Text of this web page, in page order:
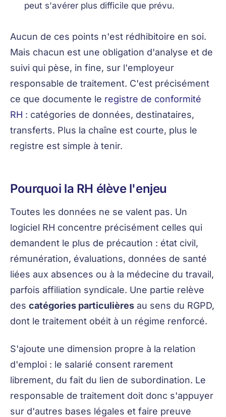
peut s'avérer plus difficile que prévu.
Aucun de ces points n'est rédhibitoire en soi.
Mais chacun est une obligation d'analyse et de
suivi qui pèse, in fine, sur l'employeur
responsable de traitement. C'est précisément
ce que documente le registre de conformité
RH : catégories de données, destinataires,
transferts. Plus la chaîne est courte, plus le
registre est simple à tenir.
Pourquoi la RH élève l'enjeu
Toutes les données ne se valent pas. Un
logiciel RH concentre précisément celles qui
demandent le plus de précaution : état civil,
rémunération, évaluations, données de santé
liées aux absences ou à la médecine du travail,
parfois affiliation syndicale. Une partie relève
des catégories particulières au sens du RGPD,
dont le traitement obéit à un régime renforcé.
S'ajoute une dimension propre à la relation
d'emploi : le salarié consent rarement
librement, du fait du lien de subordination. Le
responsable de traitement doit donc s'appuyer
sur d'autres bases légales et faire preuve